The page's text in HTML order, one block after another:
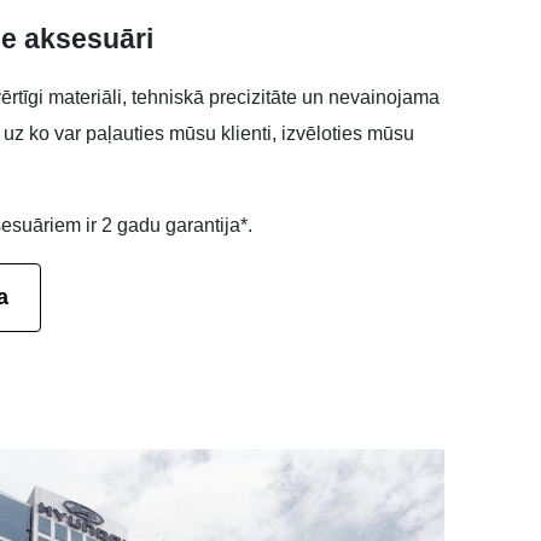
aksesuāri
materiāli, tehniskā precizitāte un nevainojama
ko var paļauties mūsu klienti, izvēloties mūsu
ir 2 gadu garantija*.